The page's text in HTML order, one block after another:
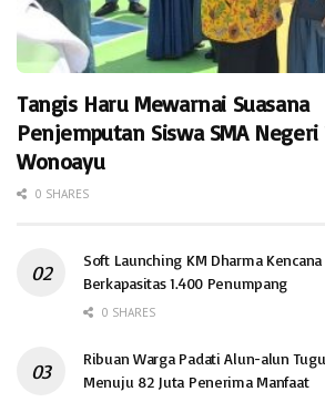
Tangis Haru Mewarnai Suasana
Penjemputan Siswa SMA Negeri
Wonoayu
0 SHARES
Soft Launching KM Dharma
Berkapasitas 1.400 Penumpang
0 SHARES
Ribuan Warga Padati Alun-alun
Menuju 82 Juta Penerima Manfaat